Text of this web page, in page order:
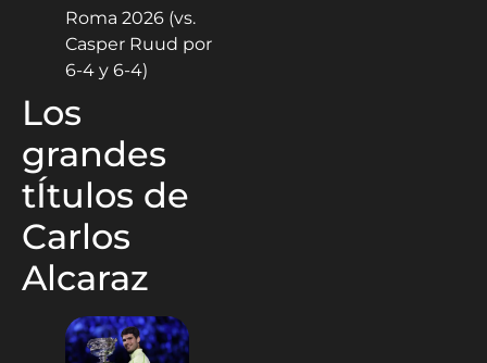
Roma 2026 (vs.
Casper Ruud por
6-4 y 6-4)
Los
grandes
tÍtulos de
Carlos
Alcaraz